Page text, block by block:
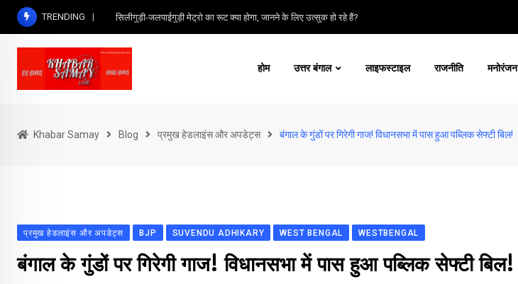
Skip
content
TRENDING सिलीगुड़ी-जलपाईगुड़ी मेट्रो का रूट क्या होगा, जानने के लिए उत्सुक हो रहे हैं?
होम उत्तर बंगाल लाइफस्टाइल राजनीति मनोरंजन
Khabar Samay Blog प्रमुख हेडलाइंस और अपडेट्स बंगाल के गुंडों पर गिरेगी गाज! विधानसभा में पास हुआ पब्लिक सेफ्टी बिल!
प्रमुख हेडलाइंस और अपडेट्स BJP SUVENDU ADHIKARY WEST BENGAL WESTBENGAL
बंगाल के गुंडों पर गिरेगी गाज! विधानसभा में पास हुआ पब्लिक सेफ्टी बिल!